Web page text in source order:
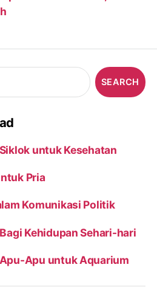
untuk Kesehatan
Pria
Komunikasi Politik
Kehidupan Sehari-hari
Apu untuk Aquarium